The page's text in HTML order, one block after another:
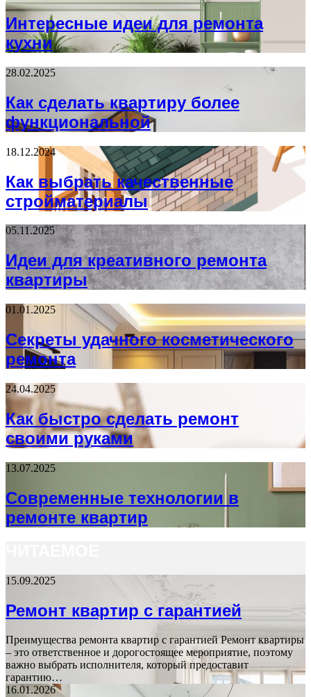
Интересные идеи для ремонта
кухни
28.02.2025
Как сделать квартиру более
функциональной
18.12.2024
Как выбрать качественные
стройматериалы
05.11.2025
Идеи для креативного ремонта
квартиры
01.01.2025
Секреты удачного косметического
ремонта
24.04.2025
Как быстро сделать ремонт
своими руками
13.07.2025
Современные технологии в
ремонте квартир
15.09.2025
Ремонт квартир с гарантией
Преимущества ремонта квартир с гарантией Ремонт квартиры
– это ответственное и дорогостоящее мероприятие, поэтому
важно выбрать исполнителя, который предоставит
гарантию…
16.01.2026